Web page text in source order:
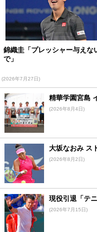
錦織圭「プレッシャー与えな
で」
(2026年7月27日)
精華学園宮島
(2026年8月4日)
大坂なおみ ス
(2026年8月2日)
現役引退「テ
(2026年7月15日)